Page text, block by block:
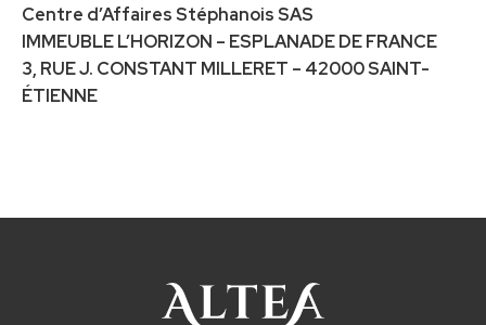
Centre d’Affaires Stéphanois SAS
IMMEUBLE L’HORIZON – ESPLANADE DE FRANCE
3, RUE J. CONSTANT MILLERET – 42000 SAINT-
ÉTIENNE